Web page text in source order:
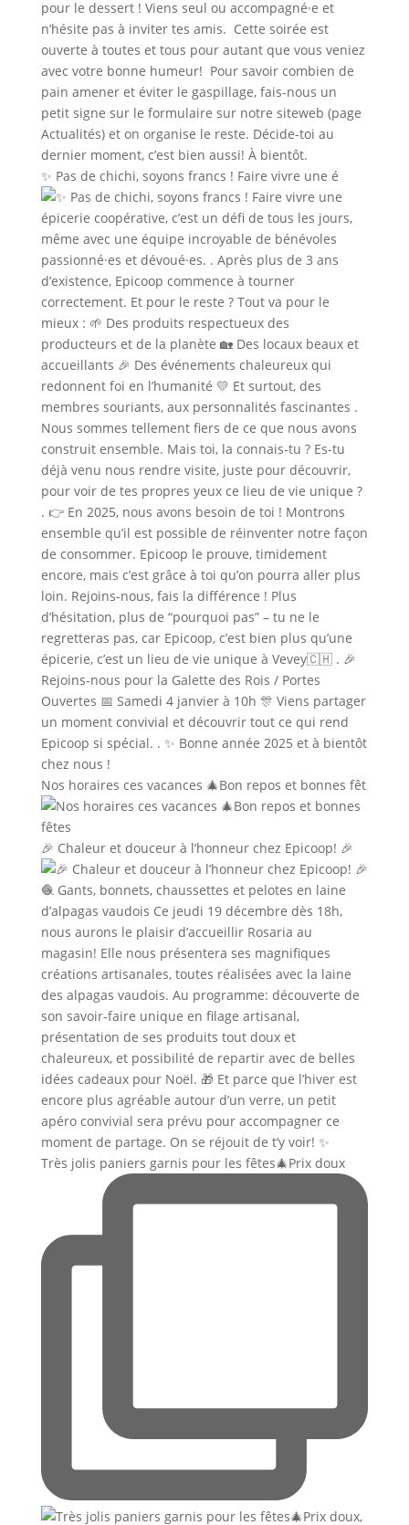
✨ Pas de chichi, soyons francs ! Faire vivre une é
Nos horaires ces vacances 🎄Bon repos et bonnes fêt
🎉 Chaleur et douceur à l’honneur chez Epicoop! 🎉
Très jolis paniers garnis pour les fêtes🎄Prix doux